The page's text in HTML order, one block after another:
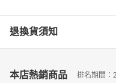
退換貨須知
本店熱銷商品 排名期間